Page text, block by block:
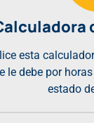
esta
le debe por
estado